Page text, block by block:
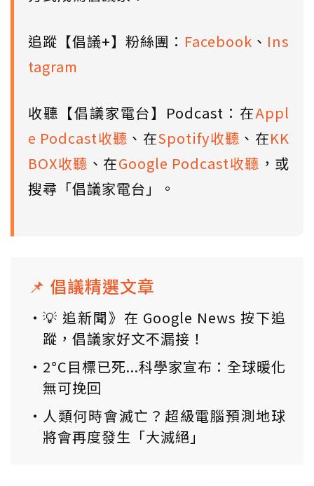
追蹤【倡議+】粉絲團： Facebook 、 Ins
tagram
收聽【倡議家電台】Podcast：在Appl
e Podcast收聽 、在Spotify收聽 、在KK
BOX收聽 、在Google Podcast收聽 ，或
搜尋「倡議家電台」。
📌 倡議精選文章
💡 追新聞》在 Google News 按下追
蹤，倡議家好文不漏接！
2°C目標已死...科學家宣布：全球暖化
無可挽回
人類何時會滅亡？超級電腦預測地球
將會再度發生「大滅絕」